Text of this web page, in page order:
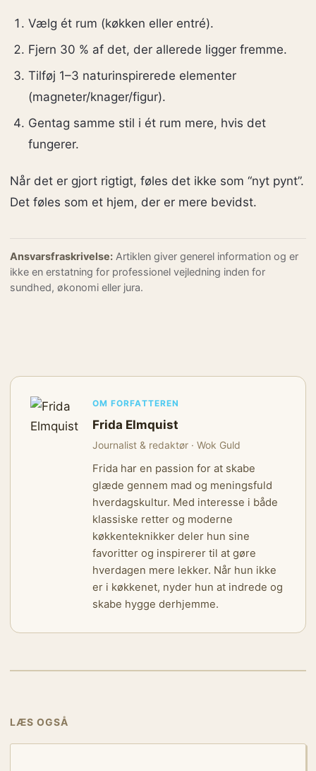
Vælg ét rum (køkken eller entré).
Fjern 30 % af det, der allerede ligger fremme.
Tilføj 1–3 naturinspirerede elementer
(magneter/knager/figur).
Gentag samme stil i ét rum mere, hvis det
fungerer.
Når det er gjort rigtigt, føles det ikke som “nyt pynt”.
Det føles som et hjem, der er mere bevidst.
Ansvarsfraskrivelse: Artiklen giver generel information og er
ikke en erstatning for professionel vejledning inden for
sundhed, økonomi eller jura.
OM FORFATTEREN
Frida Elmquist
Journalist & redaktør · Wok Guld
Frida har en passion for at skabe
glæde gennem mad og meningsfuld
hverdagskultur. Med interesse i både
klassiske retter og moderne
køkkenteknikker deler hun sine
favoritter og inspirerer til at gøre
hverdagen mere lekker. Når hun ikke
er i køkkenet, nyder hun at indrede og
skabe hygge derhjemme.
LÆS OGSÅ